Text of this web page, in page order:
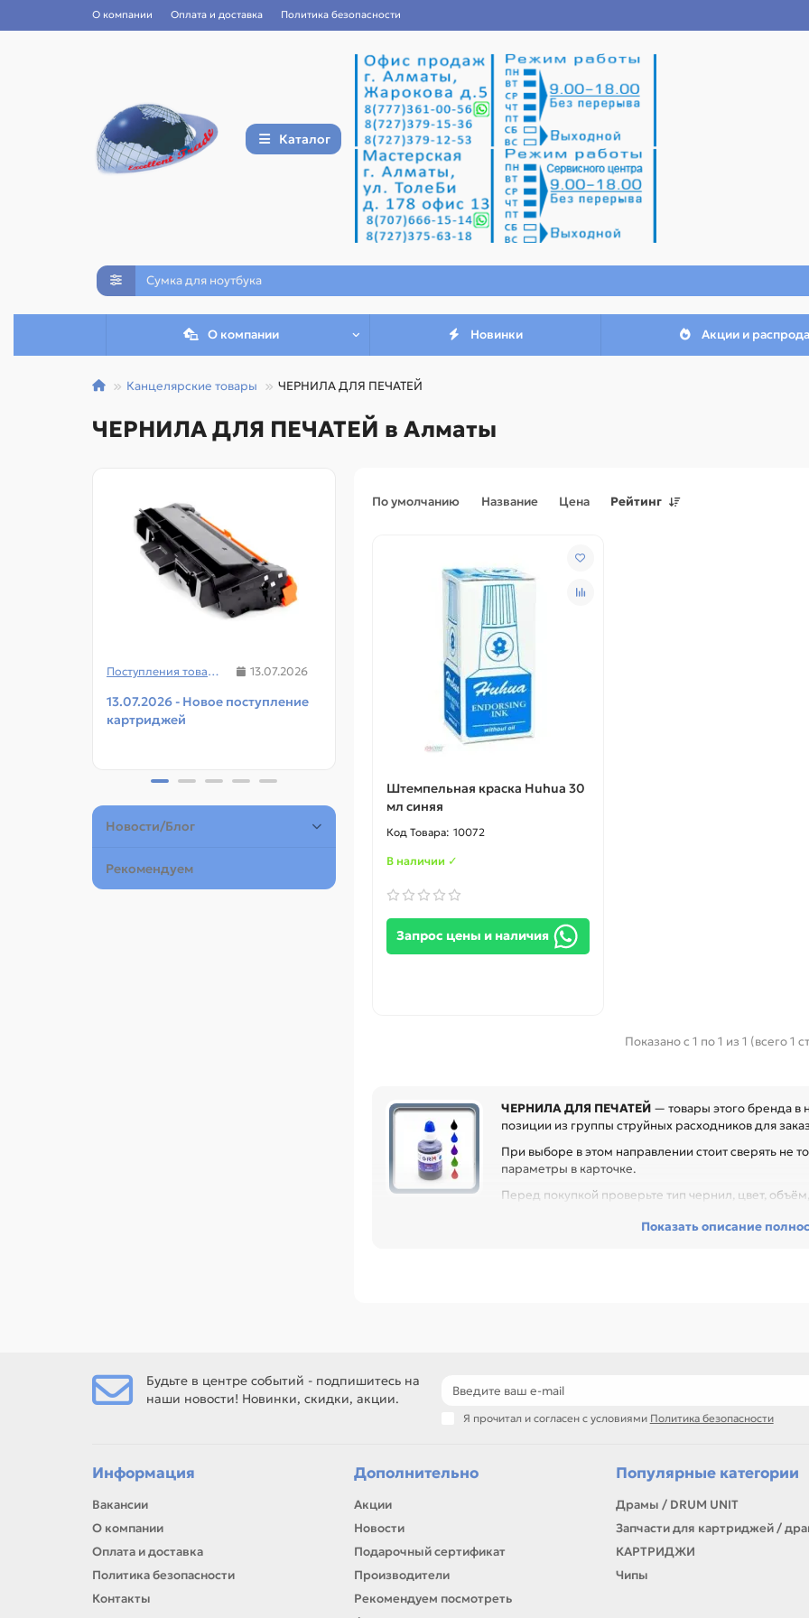
О компании Оплата и доставка Политика безопасности
Каталог
О компании Новинки Акции и
Канцелярские товары ЧЕРНИЛА ДЛЯ ПЕЧАТЕЙ
ЧЕРНИЛА ДЛЯ ПЕЧАТЕЙ в Алматы
Поступления товаров 13.07.2026
13.07.2026 - Новое поступление
картриджей
Поступления товаров 08.07.2026
08.07.2026 - Новое поступление
чипов для картриджей и
Новости/Блог
Рекомендуем
По умолчанию Название Цена Рейтинг
Штемпельная краска Huhua 30
мл синяя
10072
В наличии ✓
Запрос цены и наличия
Показано с 1 по 1 из 1 (всего 1
ЧЕРНИЛА ДЛЯ ПЕЧАТЕЙ — товары этого бренда в
позиции из группы струйных расходников для
При выборе в этом направлении стоит сверять не
параметры в карточке.
Перед покупкой проверьте тип чернил, цвет,
обслуживании офиса, сервисного центра или техники с регулярной
Если параметры в карточке совпадают с вашей моделью или задачей,
ремонта, заправки, печати или пополнения складского запаса.
Показать описание
Будьте в центре событий - подпишитесь на
наши новости! Новинки, скидки, акции.
Я прочитал и согласен с условиями Политика безопасности
Информация
Вакансии
О компании
Оплата и доставка
Политика безопасности
Контакты
Дополнительно
Акции
Новости
Подарочный сертификат
Производители
Рекомендуем посмотреть
Популярные категории
Драмы / DRUM UNIT
Запчасти для картриджей /
КАРТРИДЖИ
Чипы